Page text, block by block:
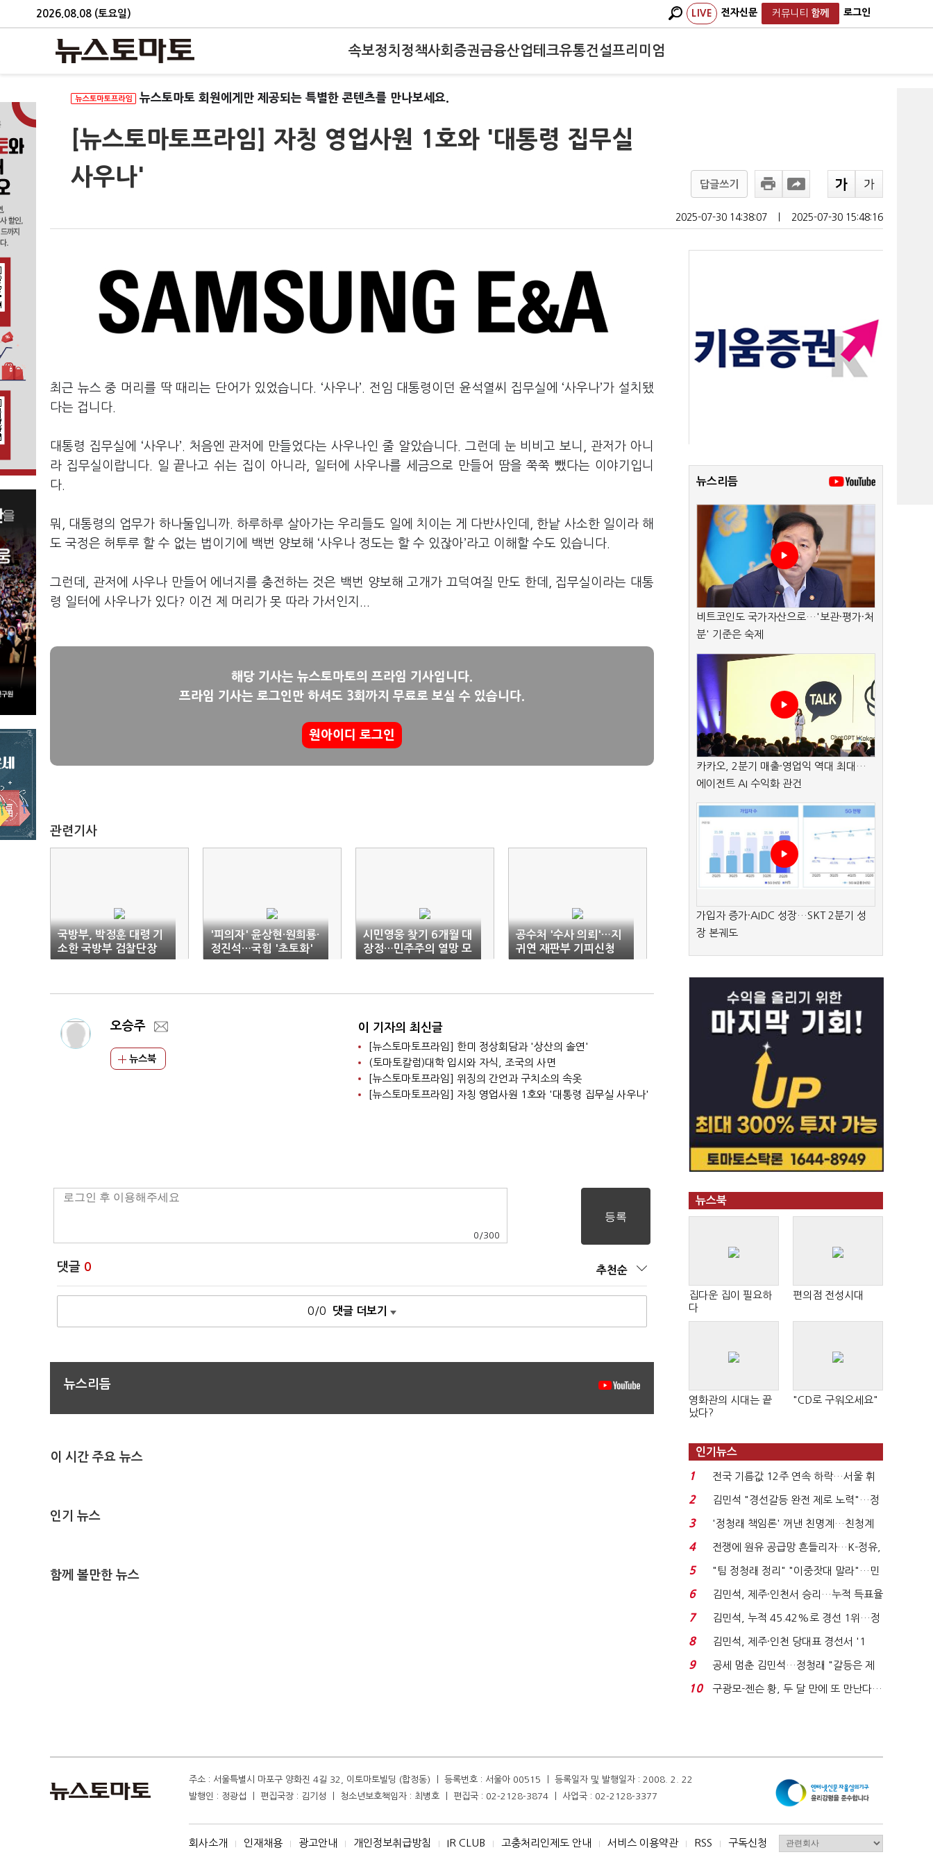
2026.08.08 (토요일) LIVE 전자신문 커뮤니티 함께 로그인
속보정치 정책사회 증권금융산업테크유통건설프리미엄
뉴스토마토 회원에게만 제공되는 특별한 콘텐츠를 만나보세요.
[뉴스토마토프라임] 자칭 영업사원 1호와 '대통령 집무실
사우나'
답글쓰기
2025-07-30 14:38:07 2025-07-30 15:48:16
최근 뉴스 중 머리를 딱 때리는 단어가 있었습니다. ‘사우나’. 전임 대통령이던 윤석열씨 집무실에 ‘사우나’가 설치됐
다는 겁니다.
대통령 집무실에 ‘사우나’. 처음엔 관저에 만들었다는 사우나인 줄 알았습니다. 그런데 눈 비비고 보니, 관저가 아니
라 집무실이랍니다. 일 끝나고 쉬는 집이 아니라, 일터에 사우나를 세금으로 만들어 땀을 쭉쭉 뺐다는 이야기입니
다.
뭐, 대통령의 업무가 하나둘입니까. 하루하루 살아가는 우리들도 일에 치이는 게 다반사인데, 한낱 사소한 일이라 해
도 국정은 허투루 할 수 없는 법이기에 백번 양보해 ‘사우나 정도는 할 수 있잖아’라고 이해할 수도 있습니다.
그런데, 관저에 사우나 만들어 에너지를 충전하는 것은 백번 양보해 고개가 끄덕여질 만도 한데, 집무실이라는 대통
령 일터에 사우나가 있다? 이건 제 머리가 못 따라 가서인지...
해당 기사는 뉴스토마토의 프라임 기사입니다.
프라임 기사는 로그인만 하셔도 3회까지 무료로 보실 수 있습니다.
원아이디 로그인
관련기사
국방부, 박정훈 대령 기
소한 국방부 검찰단장
직무배제
'피의자' 윤상현·원희룡·
정진석…국힘 '초토화'
시민영웅 찾기 6개월 대
장정…민주주의 열망 모
았다
공수처 '수사 의뢰'…지
귀연 재판부 기피신청
현실화 가능성은?
오승주
뉴스북
이 기자의 최신글
[뉴스토마토프라임] 한미 정상회담과 '상산의 솔연'
(토마토칼럼)대학 입시와 자식, 조국의 사면
[뉴스토마토프라임] 위징의 간언과 구치소의 속옷
[뉴스토마토프라임] 자칭 영업사원 1호와 '대통령 집무실 사우나'
0 /300
댓글 0 추천순
0/0 댓글 더보기
뉴스리듬
이 시간 주요 뉴스
인기 뉴스
함께 볼만한 뉴스
뉴스리듬
비트코인도 국가자산으로…'보관·평가·처
분' 기준은 숙제
카카오, 2분기 매출·영업익 역대 최대…
에이전트 AI 수익화 관건
가입자 증가·AIDC 성장…SKT 2분기 성
장 본궤도
뉴스북
집다운 집이 필요하
다
편의점 전성시대
영화관의 시대는 끝
났다?
"CD로 구워오세요"
인기뉴스
1
전국 기름값 12주 연속 하락…서울 휘
발윳값 1909원...
2
김민석 "경선갈등 완전 제로 노력"…정
청래 "반명 공세 사...
3
'정청래 책임론' 꺼낸 친명계…친청계
는 추가투표 때리기...
4
전쟁에 원유 공급망 흔들리자…K-정유,
에너지안보 핵심...
5
"팀 정청래 정리" "이중잣대 말라"…민
주 최고위원 계파 다...
6
김민석, 제주·인천서 승리…누적 득표율
'1위 탈환'(종합)...
7
김민석, 누적 45.42%로 경선 1위…정
청래와 격차 0.86%p(...
8
김민석, 제주·인천 당대표 경선서 '1
위'(1보)...
9
공세 멈춘 김민석…정청래 "갈등은 제
가 수습"
10
구광모-젠슨 황, 두 달 만에 또 만난다…
주소 : 서울특별시 마포구 양화진 4길 32, 이토마토빌딩 (합정동) ㅣ 등록번호 : 서울아 00515 ㅣ 등록일자 및 발행일자 : 2008. 2. 22
발행인 : 정광섭 ㅣ 편집국장 : 김기성 ㅣ 청소년보호책임자 : 최병호 ㅣ 편집국 : 02-2128-3874 ㅣ 사업국 : 02-2128-3377
회사소개 I 인재채용 I 광고안내 I 개인정보취급방침 I IR CLUB I 고충처리인제도 안내 I 서비스 이용약관 I RSS I 구독신청